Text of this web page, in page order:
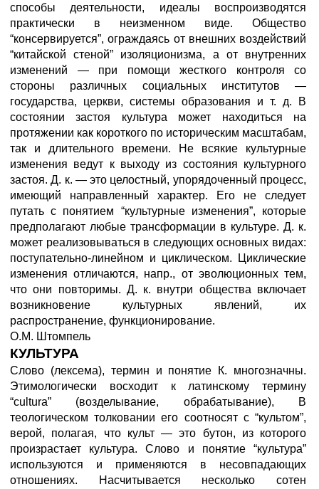
способы деятельности, идеалы воспроизводятся
практически в неизменном виде. Общество
“консервируется”, ограждаясь от внешних воздействий
“китайской стеной” изоляционизма, а от внутренних
изменений — при помощи жесткого контроля со
стороны различных социальных институтов —
государства, церкви, системы образования и т. д. В
состоянии застоя культура может находиться на
протяжении как короткого по историческим масштабам,
так и длительного времени. Не всякие культурные
изменения ведут к выходу из состояния культурного
застоя. Д. к. — это целостный, упорядоченный процесс,
имеющий направленный характер. Его не следует
путать с понятием “культурные изменения”, которые
предполагают любые трансформации в культуре. Д. к.
может реализовываться в следующих основных видах:
поступательно-линейном и циклическом. Циклические
изменения отличаются, напр., от эволюционных тем,
что они повторимы. Д. к. внутри общества включает
возникновение культурных явлений, их
распространение, функционирование.
О.М. Штомпель
КУЛЬТУРА
Слово (лексема), термин и понятие К. многозначны.
Этимологически восходит к латинскому термину
“cultura” (возделывание, обрабатывание), В
теологическом толковании его соотносят с “культом”,
верой, полагая, что культ — это бутон, из которого
произрастает культура. Слово и понятие “культура”
используются и применяются в несовпадающих
отношениях. Насчитывается несколько сотен